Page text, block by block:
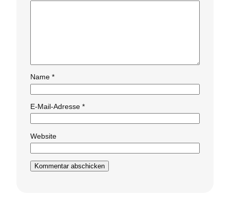
Name *
E-Mail-Adresse *
Website